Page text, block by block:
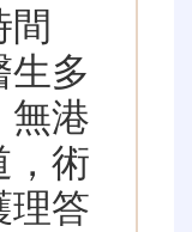
間
多
無港
，術
理答